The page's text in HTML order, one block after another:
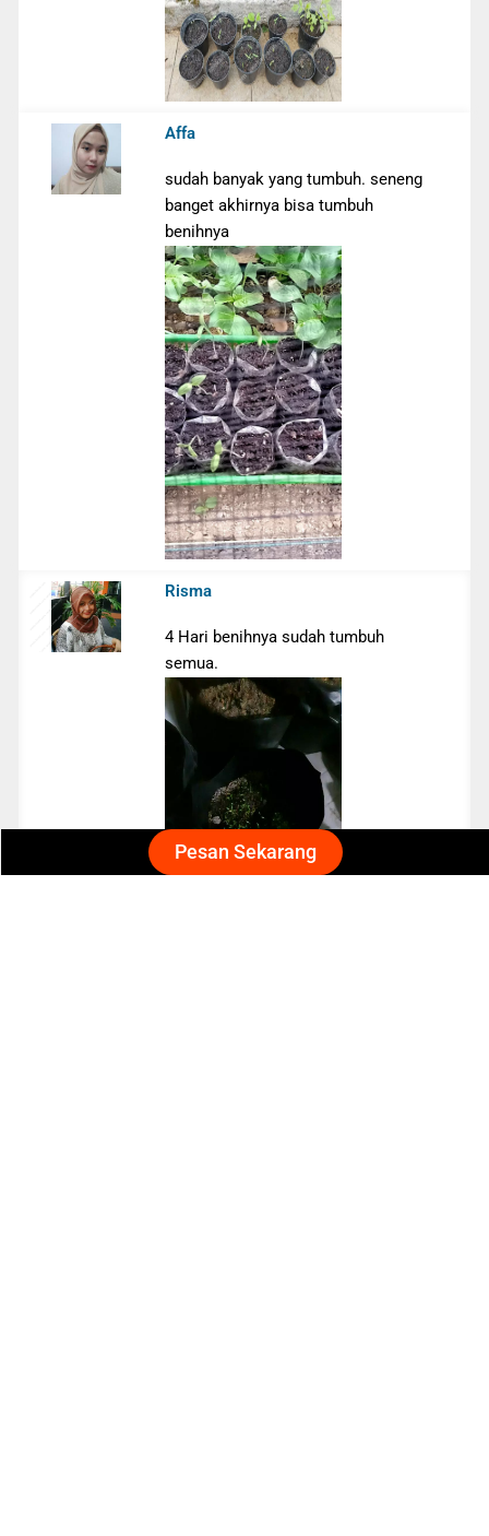
Pesan Sekarang
Affa
sudah banyak yang tumbuh. seneng
banget akhirnya bisa tumbuh
benihnya
Risma
4 Hari benihnya sudah tumbuh
semua.